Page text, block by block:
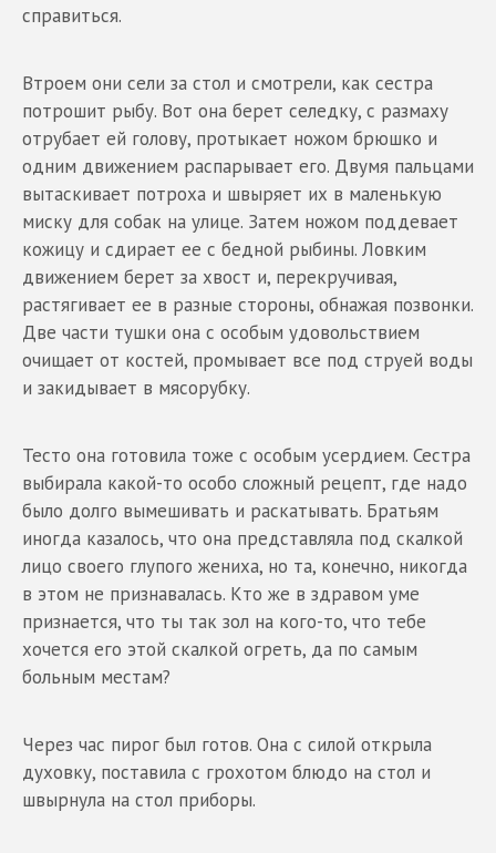
справиться.
Втроем они сели за стол и смотрели, как сестра
потрошит рыбу. Вот она берет селедку, с размаху
отрубает ей голову, протыкает ножом брюшко и
одним движением распарывает его. Двумя пальцами
вытаскивает потроха и швыряет их в маленькую
миску для собак на улице. Затем ножом поддевает
кожицу и сдирает ее с бедной рыбины. Ловким
движением берет за хвост и, перекручивая,
растягивает ее в разные стороны, обнажая позвонки.
Две части тушки она с особым удовольствием
очищает от костей, промывает все под струей воды
и закидывает в мясорубку.
Тесто она готовила тоже с особым усердием. Сестра
выбирала какой-то особо сложный рецепт, где надо
было долго вымешивать и раскатывать. Братьям
иногда казалось, что она представляла под скалкой
лицо своего глупого жениха, но та, конечно, никогда
в этом не признавалась. Кто же в здравом уме
признается, что ты так зол на кого-то, что тебе
хочется его этой скалкой огреть, да по самым
больным местам?
Через час пирог был готов. Она с силой открыла
духовку, поставила с грохотом блюдо на стол и
швырнула на стол приборы.